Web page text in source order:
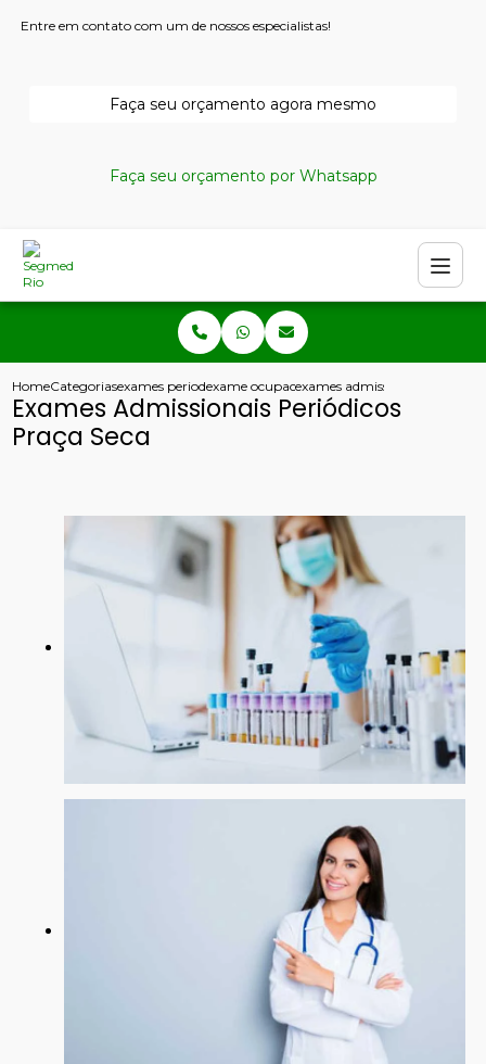
Entre em contato com um de nossos especialistas!
Faça seu orçamento agora mesmo
Faça seu orçamento por Whatsapp
HomeCategoriasexames periodicosexame ocupacional periodico
exames admissionais
Exames Admissionais Periódicos
Praça Seca